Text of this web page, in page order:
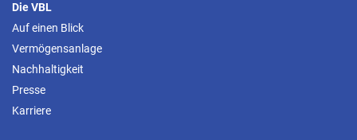
Die VBL
Auf einen Blick
Vermögensanlage
Nachhaltigkeit
Presse
Karriere